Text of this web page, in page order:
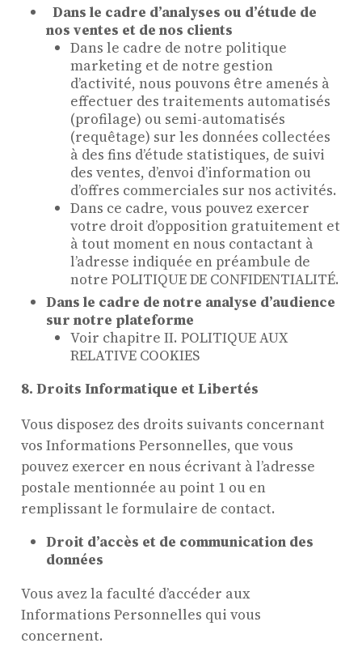
Dans le cadre d’analyses ou d’étude de
nos ventes et de nos clients
Dans le cadre de notre politique
marketing et de notre gestion
d’activité, nous pouvons être amenés à
effectuer des traitements automatisés
(profilage) ou semi-automatisés
(requêtage) sur les données collectées
à des fins d’étude statistiques, de suivi
des ventes, d’envoi d’information ou
d’offres commerciales sur nos activités.
Dans ce cadre, vous pouvez exercer
votre droit d’opposition gratuitement et
à tout moment en nous contactant à
l’adresse indiquée en préambule de
notre POLITIQUE DE CONFIDENTIALITÉ.
Dans le cadre de notre analyse d’audience
sur notre plateforme
Voir chapitre II. POLITIQUE AUX
RELATIVE COOKIES
8. Droits Informatique et Libertés
Vous disposez des droits suivants concernant
vos Informations Personnelles, que vous
pouvez exercer en nous écrivant à l’adresse
postale mentionnée au point 1 ou en
remplissant le formulaire de contact.
Droit d’accès et de communication des
données
Vous avez la faculté d’accéder aux
Informations Personnelles qui vous
concernent.